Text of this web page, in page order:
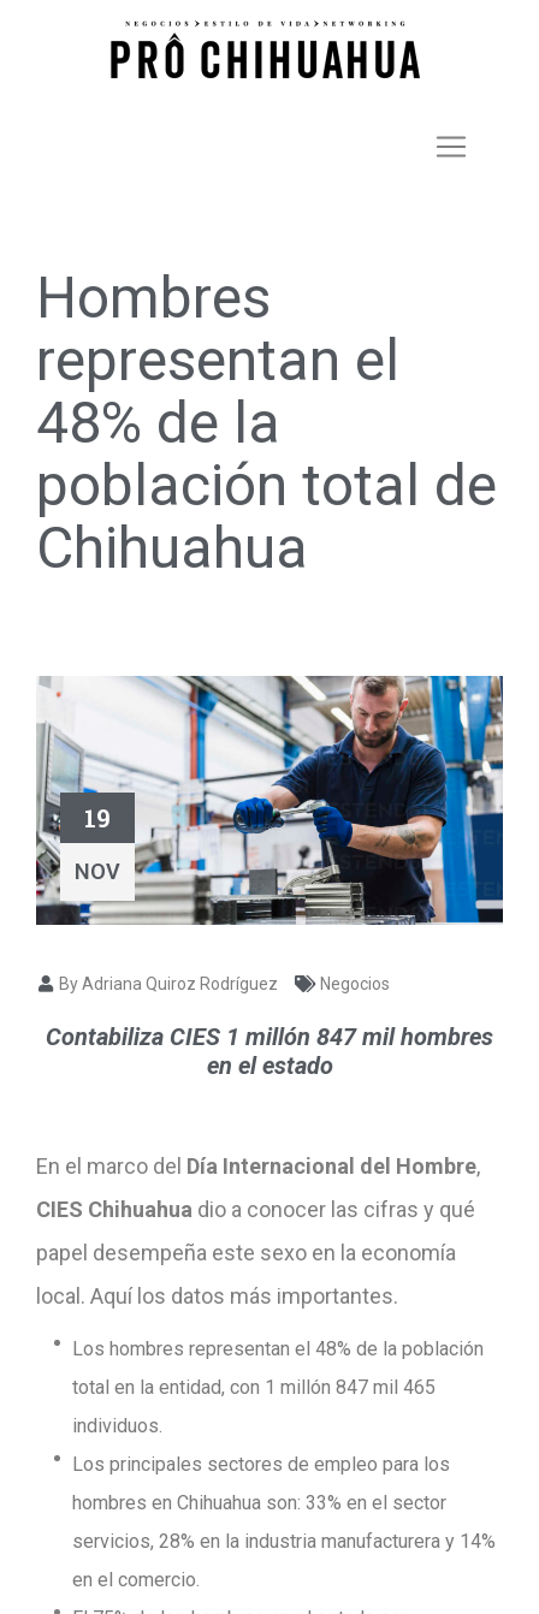
Hombres
representan el
48% de la
población total de
Chihuahua
19
NOV
By Adriana Quiroz Rodríguez Negocios
Contabiliza CIES 1 millón 847 mil hombres
en el estado
En el marco del Día Internacional del Hombre,
CIES Chihuahua dio a conocer las cifras y qué
papel desempeña este sexo en la economía
local. Aquí los datos más importantes.
Los hombres representan el 48% de la población
total en la entidad, con 1 millón 847 mil 465
individuos.
Los principales sectores de empleo para los
hombres en Chihuahua son: 33% en el sector
servicios, 28% en la industria manufacturera y 14%
en el comercio.